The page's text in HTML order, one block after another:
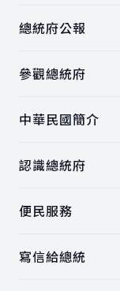
總統府公報
參觀總統府
中華民國簡介
認識總統府
便民服務
寫信給總統